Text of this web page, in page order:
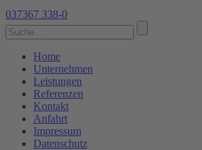
037367 338-0
Home
Unternehmen
Leistungen
Referenzen
Kontakt
Anfahrt
Impressum
Datenschutz